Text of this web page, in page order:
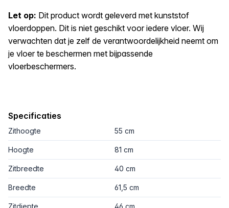
Let op: Dit product wordt geleverd met kunststof
vloerdoppen. Dit is niet geschikt voor iedere vloer. Wij
verwachten dat je zelf de verantwoordelijkheid neemt om
je vloer te beschermen met bijpassende
vloerbeschermers.
Specificaties
Zithoogte 55 cm
Hoogte 81 cm
Zitbreedte 40 cm
Breedte 61,5 cm
Zitdiepte 46 cm